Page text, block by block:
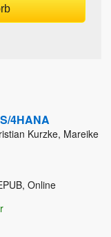
4HANA
Kurzke, Mareike
Online